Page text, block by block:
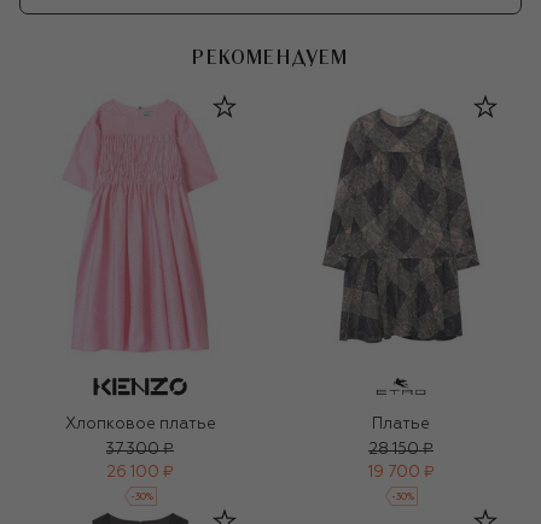
РЕКОМЕНДУЕМ
Хлопковое платье
37 300 ₽
26 100 ₽
-30%
Платье
28 150 ₽
19 700 ₽
-30%